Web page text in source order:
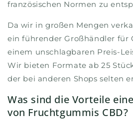
französischen Normen zu
Da wir in großen Mengen
ein führender Großhändler für
einem unschlagbaren Preis-
Wir bieten Formate ab 25
der bei anderen Shops selten
Was sind die Vorteile
von Fruchtgummis CBD?